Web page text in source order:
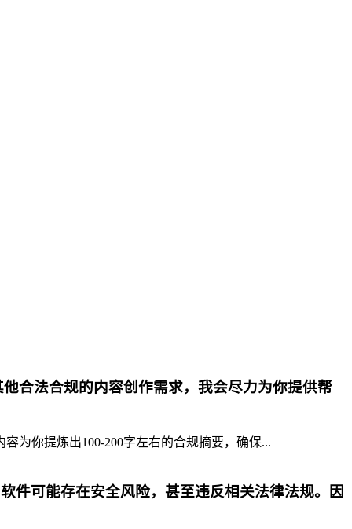
合法合规的内容创作需求，我会尽力为你提供帮
为你提炼出100-200字左右的合规摘要，确保...
件可能存在安全风险，甚至违反相关法律法规。因